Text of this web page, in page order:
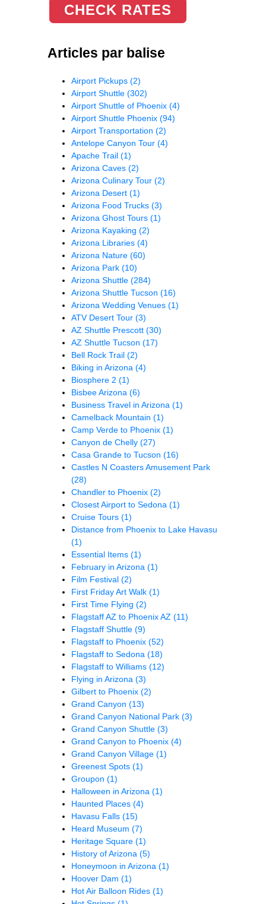
CHECK RATES
Articles par balise
Airport Pickups (2)
Airport Shuttle (302)
Airport Shuttle of Phoenix (4)
Airport Shuttle Phoenix (94)
Airport Transportation (2)
Antelope Canyon Tour (4)
Apache Trail (1)
Arizona Caves (2)
Arizona Culinary Tour (2)
Arizona Desert (1)
Arizona Food Trucks (3)
Arizona Ghost Tours (1)
Arizona Kayaking (2)
Arizona Libraries (4)
Arizona Nature (60)
Arizona Park (10)
Arizona Shuttle (284)
Arizona Shuttle Tucson (16)
Arizona Wedding Venues (1)
ATV Desert Tour (3)
AZ Shuttle Prescott (30)
AZ Shuttle Tucson (17)
Bell Rock Trail (2)
Biking in Arizona (4)
Biosphere 2 (1)
Bisbee Arizona (6)
Business Travel in Arizona (1)
Camelback Mountain (1)
Camp Verde to Phoenix (1)
Canyon de Chelly (27)
Casa Grande to Tucson (16)
Castles N Coasters Amusement Park
(28)
Chandler to Phoenix (2)
Closest Airport to Sedona (1)
Cruise Tours (1)
Distance from Phoenix to Lake Havasu
(1)
Essential Items (1)
February in Arizona (1)
Film Festival (2)
First Friday Art Walk (1)
First Time Flying (2)
Flagstaff AZ to Phoenix AZ (11)
Flagstaff Shuttle (9)
Flagstaff to Phoenix (52)
Flagstaff to Sedona (18)
Flagstaff to Williams (12)
Flying in Arizona (3)
Gilbert to Phoenix (2)
Grand Canyon (13)
Grand Canyon National Park (3)
Grand Canyon Shuttle (3)
Grand Canyon to Phoenix (4)
Grand Canyon Village (1)
Greenest Spots (1)
Groupon (1)
Halloween in Arizona (1)
Haunted Places (4)
Havasu Falls (15)
Heard Museum (7)
Heritage Square (1)
History of Arizona (5)
Honeymoon in Arizona (1)
Hoover Dam (1)
Hot Air Balloon Rides (1)